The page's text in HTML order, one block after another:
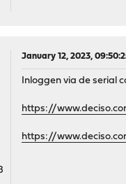
January 12, 2023,
Inloggen via de serial
https://
https://